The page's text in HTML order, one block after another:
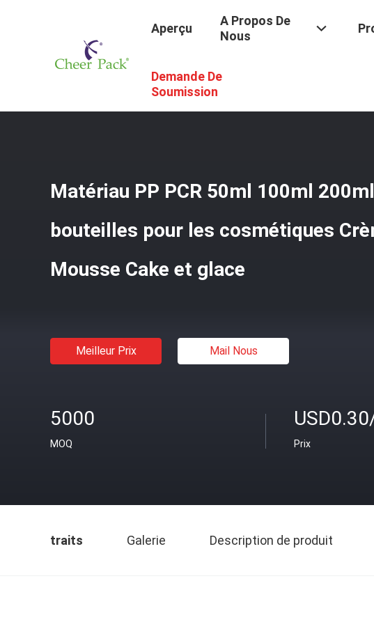
Aperçu
A Propos De
Nous
Demande De
Soumission
Pots Cosmétiques En Plastique
Matériau PP PCR 50ml 100ml
bouteilles pour les cosmétiques
Mousse Cake et glace
Meilleur Prix Mail Nous
5000
MOQ Prix
traits Galerie Description de produit